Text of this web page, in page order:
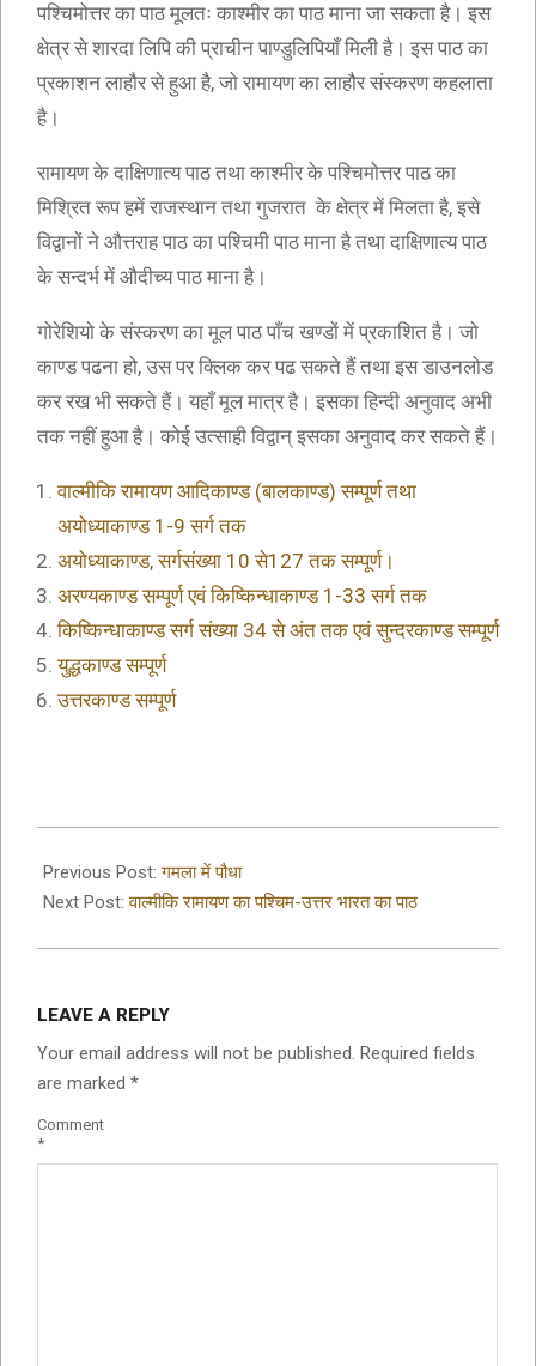
पश्चिमोत्तर का पाठ मूलतः काश्मीर का पाठ माना जा सकता है। इस
क्षेत्र से शारदा लिपि की प्राचीन पाण्डुलिपियाँ मिली है। इस पाठ का
प्रकाशन लाहौर से हुआ है, जो रामायण का लाहौर संस्करण कहलाता
है।
रामायण के दाक्षिणात्य पाठ तथा काश्मीर के पश्चिमोत्तर पाठ का
मिश्रित रूप हमें राजस्थान तथा गुजरात के क्षेत्र में मिलता है, इसे
विद्वानों ने औत्तराह पाठ का पश्चिमी पाठ माना है तथा दाक्षिणात्य पाठ
के सन्दर्भ में औदीच्य पाठ माना है।
गोरेशियो के संस्करण का मूल पाठ पाँच खण्डों में प्रकाशित है। जो
काण्ड पढना हो, उस पर क्लिक कर पढ सकते हैं तथा इस डाउनलोड
कर रख भी सकते हैं। यहाँ मूल मात्र है। इसका हिन्दी अनुवाद अभी
तक नहीं हुआ है। कोई उत्साही विद्वान् इसका अनुवाद कर सकते हैं।
वाल्मीकि रामायण आदिकाण्ड (बालकाण्ड) सम्पूर्ण तथा
अयोध्याकाण्ड 1-9 सर्ग तक
अयोध्याकाण्ड, सर्गसंख्या 10 से127 तक सम्पूर्ण।
अरण्यकाण्ड सम्पूर्ण एवं किष्किन्धाकाण्ड 1-33 सर्ग तक
किष्किन्धाकाण्ड सर्ग संख्या 34 से अंत तक एवं सुन्दरकाण्ड सम्पूर्ण
युद्धकाण्ड सम्पूर्ण
उत्तरकाण्ड सम्पूर्ण
08-
06
Previous Post:गमला में पौधा
Next Post:वाल्मीकि रामायण का पश्चिम-उत्तर भारत का पाठ
LEAVE A REPLY
Your email address will not be published. Required fields
are marked *
Comment
*